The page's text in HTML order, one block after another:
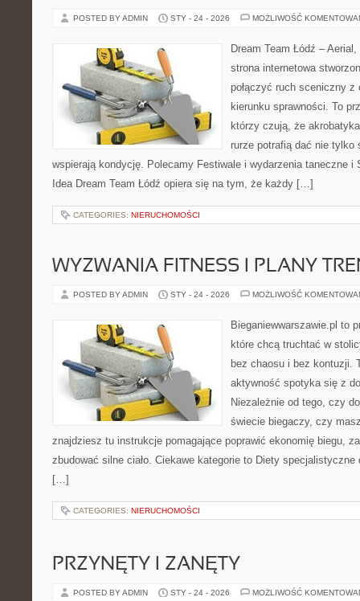
POSTED BY ADMIN STY - 24 - 2026 MOŻLIWOŚĆ
Dream Team Łódź –
strona internetowa
połączyć ruch sceniczny
kierunku sprawności. To
którzy czują, że
rurze potrafią dać nie
wspierają kondycję. Polecamy Festiwale i wydarzenia taneczne i
Idea Dream Team Łódź opiera się na tym, że każdy […]
CATEGORIES: NIERUCHOMOŚCI
WYZWANIA FITNESS I PLANY
POSTED BY ADMIN STY - 24 - 2026 MOŻLIWOŚĆ
Bieganiewwarszawie.pl to
które chcą truchtać w
bez chaosu i bez kontuzji.
aktywność spotyka się z
Niezależnie od tego, czy
świecie biegaczy, czy
znajdziesz tu instrukcje pomagające poprawić ekonomię biegu,
zbudować silne ciało. Ciekawe kategorie to Diety specjalistyczne
[…]
CATEGORIES: NIERUCHOMOŚCI
PRZYNĘTY I ZANĘTY
POSTED BY ADMIN STY - 24 - 2026 MOŻLIWOŚĆ